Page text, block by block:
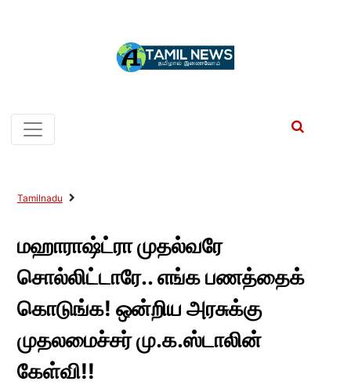
Tamilnadu
மஹாராஷ்ட்ரா முதல்வரே
சொல்லிட்டாரே.. எங்க பணத்தைக்
கொடுங்க! ஒன்றிய அரசுக்கு
முதலமைச்சர் மு.க.ஸ்டாலின்
கேள்வி!!